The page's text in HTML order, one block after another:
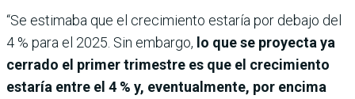
“Se estimaba que el crecimiento estaría por debajo del
4 % para el 2025. Sin embargo, lo que se proyecta ya
cerrado el primer trimestre es que el crecimiento
estaría entre el 4 % y, eventualmente, por encima